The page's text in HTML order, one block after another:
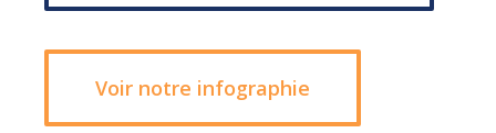
Voir notre infographie